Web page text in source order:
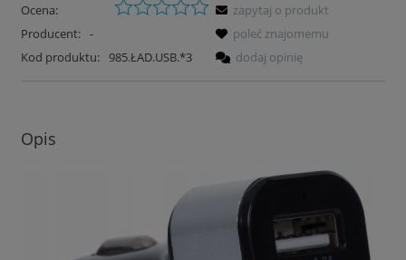
Ocena:
Producent: -
Kod produktu: 985.ŁAD.USB.*3
zapytaj o produkt
poleć znajomemu
dodaj opinię
Opis